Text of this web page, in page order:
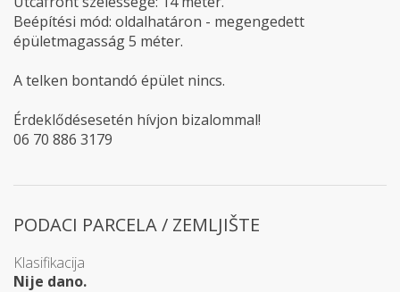
Beépítési mód: oldalhatáron - megengedett
épületmagasság 5 méter.
A telken bontandó épület nincs.
Érdeklődésesetén hívjon bizalommal!
06 70 886 3179
PODACI PARCELA / ZEMLJIŠTE
Klasifikacija
Nije dano.